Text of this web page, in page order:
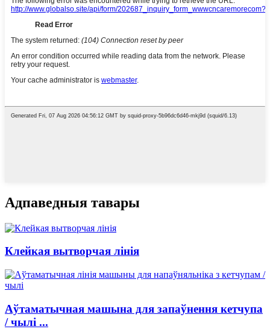
Адпаведныя тавары
Клейкая вытворчая лінія
Аўтаматычная машына для запаўнення кетчупа
/ чылі ...